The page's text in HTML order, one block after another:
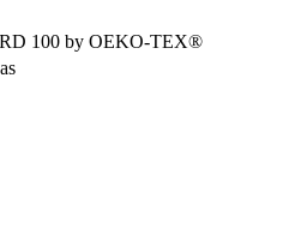
100 by OEKO-TEX®